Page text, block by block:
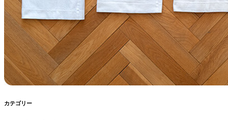
カテゴリー